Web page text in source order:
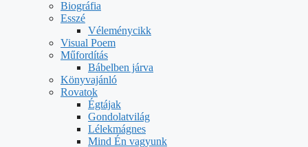
Biográfia
Esszé
Véleménycikk
Visual Poem
Műfordítás
Bábelben járva
Könyvajánló
Rovatok
Égtájak
Gondolatvilág
Lélekmágnes
Mind Én vagyunk